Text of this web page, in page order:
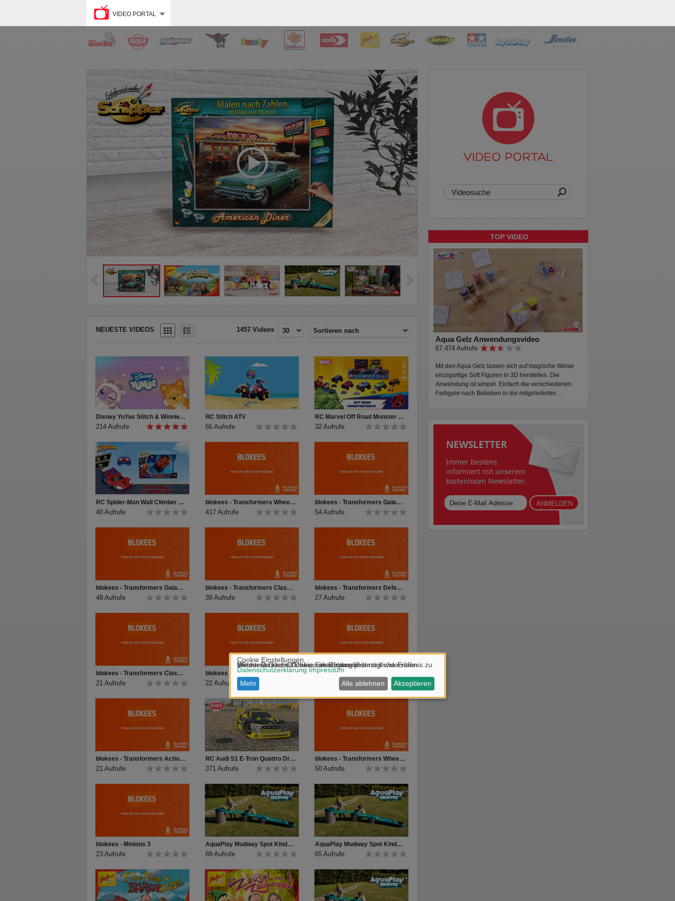
VIDEO PORTAL
NEUESTE VIDEOS 1457 Videos
Disney YuYus Stitch & Winnie Puuh - Wave 2
214 Aufrufe
RC Stitch ATV
66 Aufrufe
RC Marvel Off Road Monster Trucks
32 Aufrufe
RC Spider-Man Wall Climber Product Video
40 Aufrufe
blokees - Transformers Wheels C01 - Unboxing
417 Aufrufe
blokees - Transformers Galaxy 06 Unboxing
54 Aufrufe
blokees - Transformers Galaxy 05 Unboxing
48 Aufrufe
blokees - Transformers Classic Class Unboxing
39 Aufrufe
blokees - Transformers Defender 03
27 Aufrufe
blokees - Transformers Classic Class Soundwave, Shockwave, Ironhide
21 Aufrufe
blokees - Transformers Classic Clas One
22 Aufrufe 14 Aufrufe
blokees - Transformers Action Optimus Prime
21 Aufrufe
RC Audi S1 E-Tron Quattro Drift Car, RTR
371 Aufrufe
blokees - Transformers Wheels C01
50 Aufrufe
blokees - Minions 3
23 Aufrufe
AquaPlay Mudway Spot Kinder (20 sec)
89 Aufrufe
AquaPlay Mudway Spot Kinder (30 sec)
65 Aufrufe
VIDEO PORTAL
TOP VIDEO
Aqua Gelz Anwendungsvideo
67.474 Aufrufe
Mit den Aqua Gelz lassen sich auf magische Weise
einzigartige Soft Figuren in 3D herstellen. Die
Anwendung ist simpel. Einfach die verschiedenen
Farbgele nach Belieben in die mitgelieferten ...
NEWSLETTER
Immer bestens
informiert mit unserem
kostenlosen Newsletter.
ANMELDEN